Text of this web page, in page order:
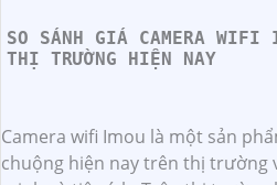
SO SÁNH GIÁ CAMERA WIFI
THỊ TRƯỜNG HIỆN NAY
Camera wifi Imou là một sản
chuộng hiện nay trên thị trường